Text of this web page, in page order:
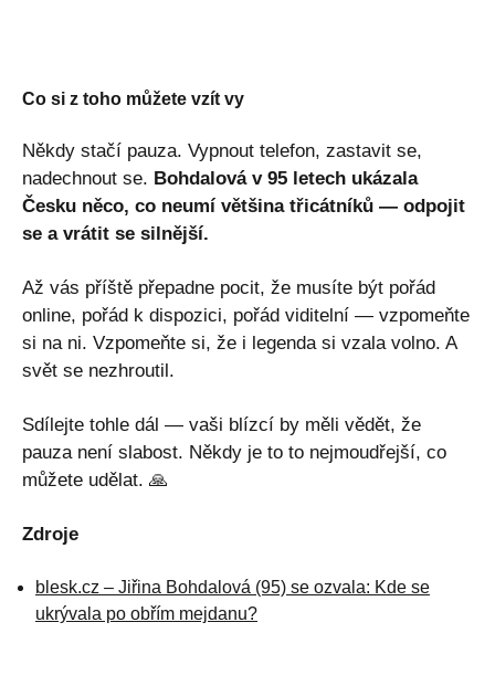
Co si z toho můžete vzít vy
Někdy stačí pauza. Vypnout telefon, zastavit se,
nadechnout se. Bohdalová v 95 letech ukázala
Česku něco, co neumí většina třicátníků — odpojit
se a vrátit se silnější.
Až vás příště přepadne pocit, že musíte být pořád
online, pořád k dispozici, pořád viditelní — vzpomeňte
si na ni. Vzpomeňte si, že i legenda si vzala volno. A
svět se nezhroutil.
Sdílejte tohle dál — vaši blízcí by měli vědět, že
pauza není slabost. Někdy je to to nejmoudřejší, co
můžete udělat. 🙏
Zdroje
blesk.cz – Jiřina Bohdalová (95) se ozvala: Kde se
ukrývala po obřím mejdanu?